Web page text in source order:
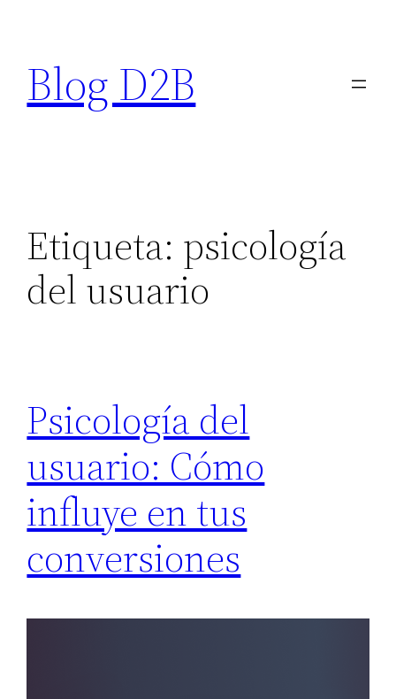
contenido
Blog D2B
Etiqueta: psicología
del usuario
Psicología del
usuario: Cómo
influye en tus
conversiones